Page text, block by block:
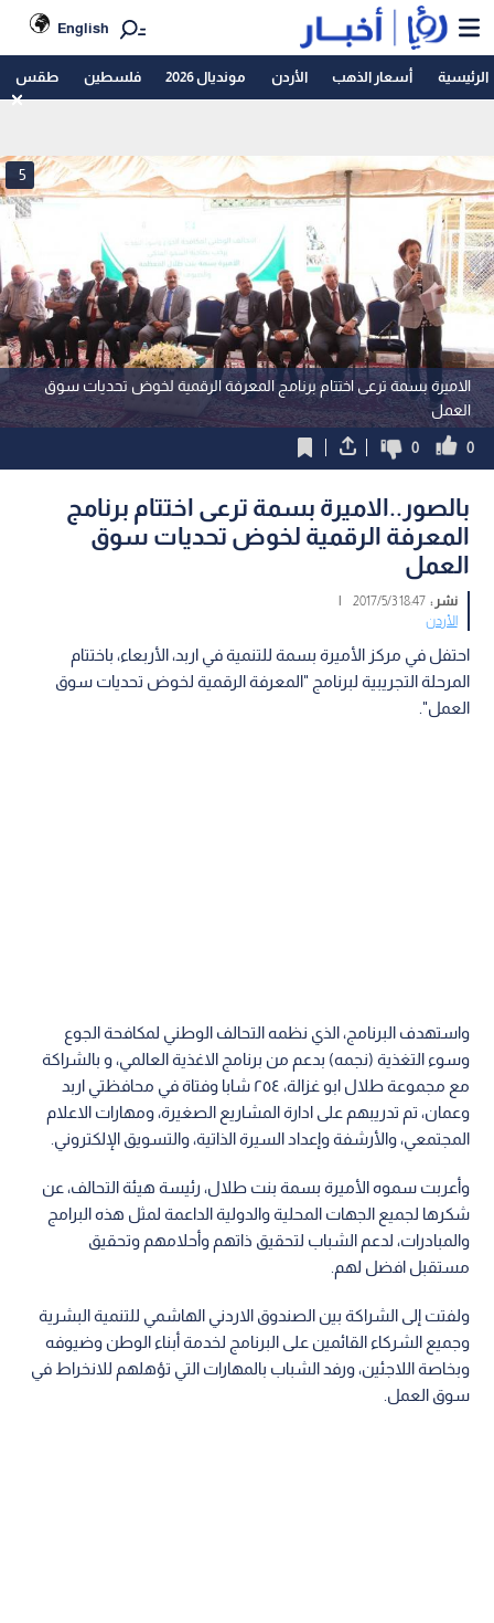
English
الرئيسية أسعار الذهب الأردن مونديال 2026 فلسطين طقس
الاميرة بسمة ترعى اختتام برنامج المعرفة الرقمية لخوض تحديات سوق
العمل
5
0
0
بالصور..الاميرة بسمة ترعى اختتام برنامج
المعرفة الرقمية لخوض تحديات سوق
العمل
نشر :18:47 2017/5/3
|
الأردن
احتفل في مركز الأميرة بسمة للتنمية في اربد، الأربعاء، باختتام
المرحلة التجريبية لبرنامج "المعرفة الرقمية لخوض تحديات سوق
العمل".
واستهدف البرنامج، الذي نظمه التحالف الوطني لمكافحة الجوع
وسوء التغذية (نجمه) بدعم من برنامج الاغذية العالمي، و بالشراكة
مع مجموعة طلال ابو غزالة، ٢٥٤ شابا وفتاة في محافظتي اربد
وعمان، تم تدريبهم على ادارة المشاريع الصغيرة، ومهارات الاعلام
المجتمعي، والأرشفة وإعداد السيرة الذاتية، والتسويق الإلكتروني.
وأعربت سموه الأميرة بسمة بنت طلال، رئيسة هيئة التحالف، عن
شكرها لجميع الجهات المحلية والدولية الداعمة لمثل هذه البرامج
والمبادرات، لدعم الشباب لتحقيق ذاتهم وأحلامهم وتحقيق
مستقبل افضل لهم.
ولفتت إلى الشراكة بين الصندوق الاردني الهاشمي للتنمية البشرية
وجميع الشركاء القائمين على البرنامج لخدمة أبناء الوطن وضيوفه
وبخاصة اللاجئين، ورفد الشباب بالمهارات التي تؤهلهم للانخراط في
سوق العمل.